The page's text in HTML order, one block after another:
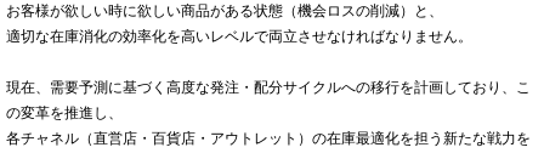
お客様が欲しい時に欲しい商品がある状態（機会ロスの削減）と、
適切な在庫消化の効率化を高いレベルで両立させなければなりません。
現在、需要予測に基づく高度な発注・配分サイクルへの移行を計画しており、こ
の変革を推進し、
各チャネル（直営店・百貨店・アウトレット）の在庫最適化を担う新たな戦力を